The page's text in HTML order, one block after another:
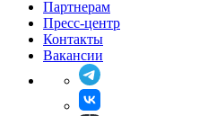
Партнерам
Пресс-центр
Контакты
Вакансии